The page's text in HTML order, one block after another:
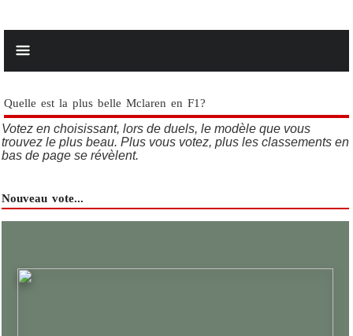
Quelle est la plus belle Mclaren en F1?
Votez en choisissant, lors de duels, le modèle que vous
trouvez le plus beau. Plus vous votez, plus les classements en
bas de page se révèlent.
Nouveau vote...